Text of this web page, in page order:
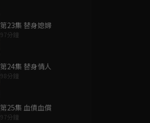
第23集 替身媳婦
97分鐘
第24集 替身情人
98分鐘
第25集 血債血償
97分鐘